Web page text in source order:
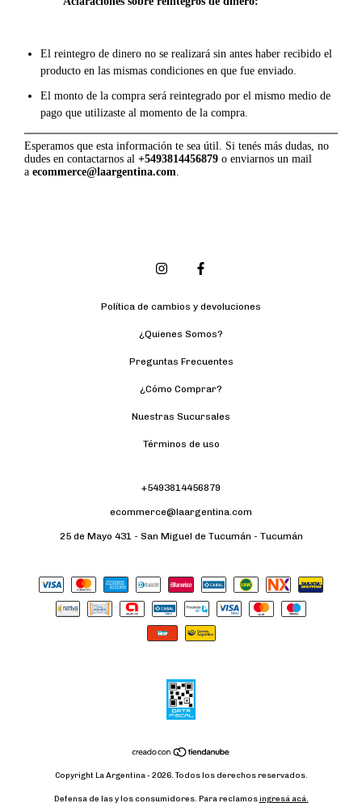
El reintegro de dinero no se realizará sin antes haber recibido el
producto en las mismas condiciones en que fue enviado.
El monto de la compra será reintegrado por el mismo medio de
pago que utilizaste al momento de la compra.
Esperamos que esta información te sea útil. Si tenés más dudas, no
dudes en contactarnos al +5493814456879 o enviarnos un mail
a ecommerce@laargentina.com.
Política de cambios y devoluciones
¿Quienes Somos?
Preguntas Frecuentes
¿Cómo Comprar?
Nuestras Sucursales
Términos de uso
+5493814456879
ecommerce@laargentina.com
25 de Mayo 431 - San Miguel de Tucumán - Tucumán
Copyright La Argentina - 2026. Todos los derechos reservados.
Defensa de las y los consumidores. Para reclamos ingresá acá.